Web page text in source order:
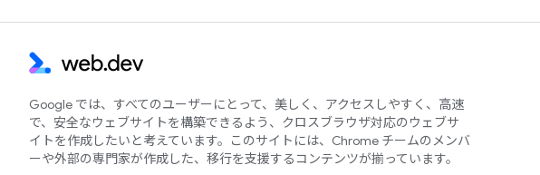
Google では、すべてのユーザーにとって、美しく、アクセスしやすく、高速
で、安全なウェブサイトを構築できるよう、クロスブラウザ対応のウェブサ
イトを作成したいと考えています。このサイトには、Chrome チームのメンバ
ーや外部の専門家が作成した、移行を支援するコンテンツが揃っています。